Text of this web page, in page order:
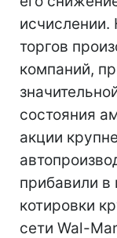
торгов
компаний,
состояния
акции
прибавили в
котировки
сети Wal-